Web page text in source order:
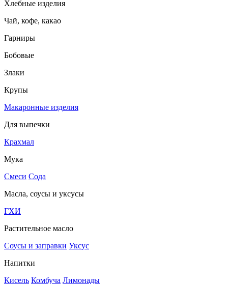
Хлебные изделия
Чай, кофе, какао
Гарниры
Бобовые
Злаки
Крупы
Макаронные изделия
Для выпечки
Крахмал
Мука
Смеси Сода
Масла, соусы и уксусы
ГХИ
Растительное масло
Соусы и заправки Уксус
Напитки
Кисель Комбуча Лимонады